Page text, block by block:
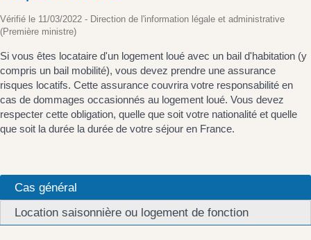
Vérifié le 11/03/2022 - Direction de l'information légale et administrative
(Première ministre)
Si vous êtes locataire d'un logement loué avec un bail d'habitation (y
compris un bail mobilité), vous devez prendre une assurance
risques locatifs. Cette assurance couvrira votre responsabilité en
cas de dommages occasionnés au logement loué. Vous devez
respecter cette obligation, quelle que soit votre nationalité et quelle
que soit la durée la durée de votre séjour en France.
Cas général
Location saisonnière ou logement de fonction